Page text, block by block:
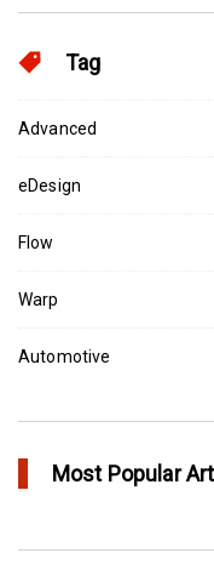
Tag
Advanced
eDesign
Flow
Warp
Automotive
Most Popular